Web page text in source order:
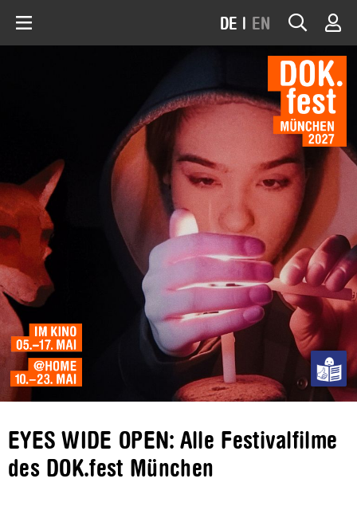
DE | EN
EYES WIDE OPEN: Alle Festivalfilme
des DOK.fest München